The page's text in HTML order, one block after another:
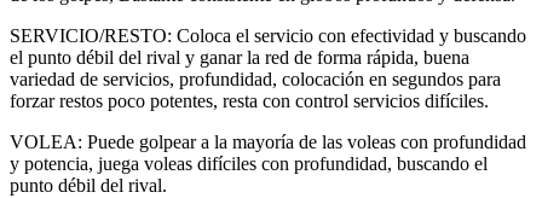
SERVICIO/RESTO: Coloca el servicio con efectividad y buscando
el punto débil del rival y ganar la red de forma rápida, buena
variedad de servicios, profundidad, colocación en segundos para
forzar restos poco potentes, resta con control servicios difíciles.
VOLEA: Puede golpear a la mayoría de las voleas con profundidad
y potencia, juega voleas difíciles con profundidad, buscando el
punto débil del rival.